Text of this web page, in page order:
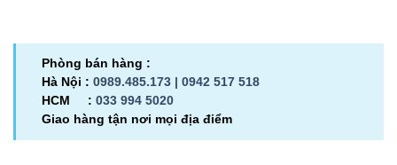
Phòng bán hàng :
Hà Nội : 0989.485.173 | 0942 517 518
HCM : 033 994 5020
Giao hàng tận nơi mọi địa điểm